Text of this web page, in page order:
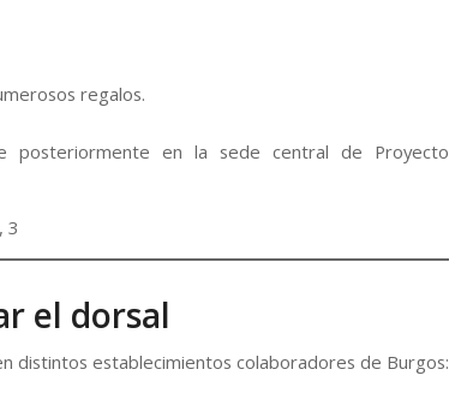
regalos.
posteriormente en la sede central de Proyecto
3
el dorsal
distintos establecimientos colaboradores de Burgos: